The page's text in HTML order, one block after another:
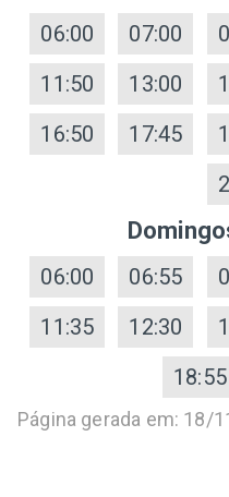
06:00 07:00
11:50
13:00
16:50
17:45
06:00 06:55
11:35
12:30
18:55
Página gerada em: 18/